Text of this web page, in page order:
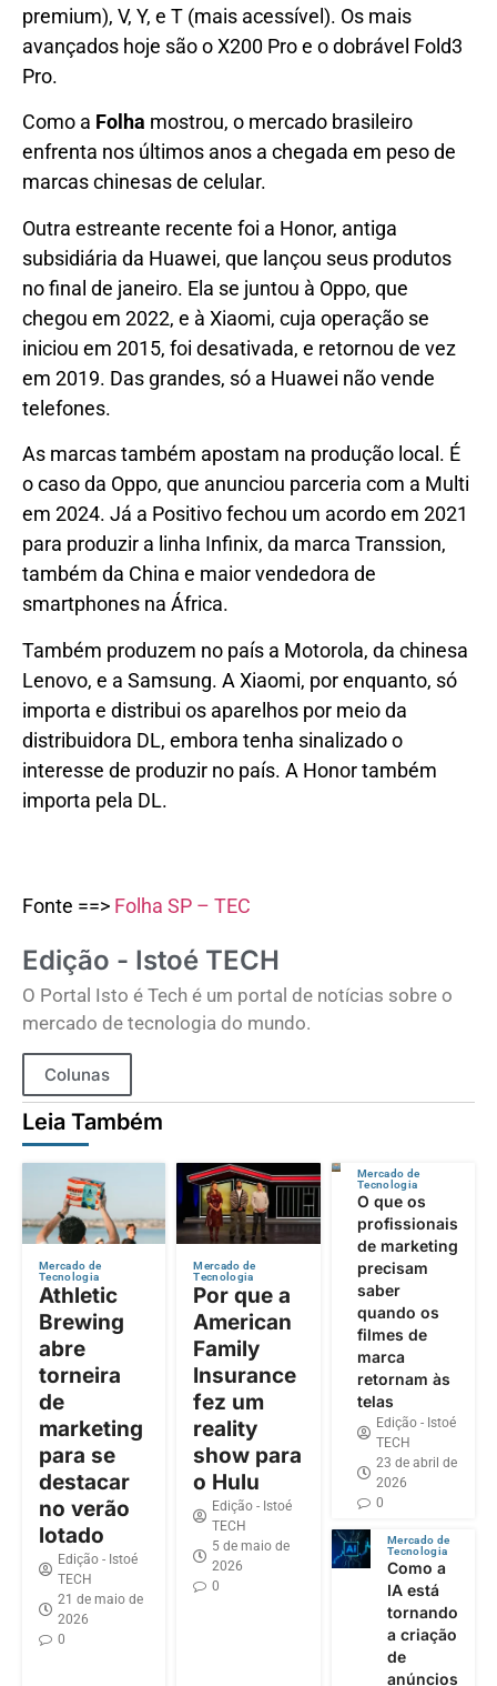
premium), V, Y, e T (mais acessível). Os mais
avançados hoje são o X200 Pro e o dobrável Fold3
Pro.
Como a Folha mostrou, o mercado brasileiro
enfrenta nos últimos anos a chegada em peso de
marcas chinesas de celular.
Outra estreante recente foi a Honor, antiga
subsidiária da Huawei, que lançou seus produtos
no final de janeiro. Ela se juntou à Oppo, que
chegou em 2022, e à Xiaomi, cuja operação se
iniciou em 2015, foi desativada, e retornou de vez
em 2019. Das grandes, só a Huawei não vende
telefones.
As marcas também apostam na produção local. É
o caso da Oppo, que anunciou parceria com a Multi
em 2024. Já a Positivo fechou um acordo em 2021
para produzir a linha Infinix, da marca Transsion,
também da China e maior vendedora de
smartphones na África.
Também produzem no país a Motorola, da chinesa
Lenovo, e a Samsung. A Xiaomi, por enquanto, só
importa e distribui os aparelhos por meio da
distribuidora DL, embora tenha sinalizado o
interesse de produzir no país. A Honor também
importa pela DL.
Fonte ==> Folha SP – TEC
Edição - Istoé TECH
O Portal Isto é Tech é um portal de notícias sobre o
mercado de tecnologia do mundo.
Colunas
Leia Também
Mercado de
Tecnologia
Athletic
Brewing
abre
torneira
de
marketing
para se
destacar
no verão
lotado
Edição - Istoé
TECH
21 de maio de
2026
0
Mercado de
Tecnologia
Por que a
American
Family
Insurance
fez um
reality
show para
o Hulu
Edição - Istoé
TECH
5 de maio de
2026
0
Mercado de
Tecnologia
O que os
profissionais
de marketing
precisam
saber
quando os
filmes de
marca
retornam às
telas
Edição - Istoé
TECH
23 de abril de
2026
0
Mercado de
Tecnologia
Como a
IA está
tornando
a criação
de
anúncios